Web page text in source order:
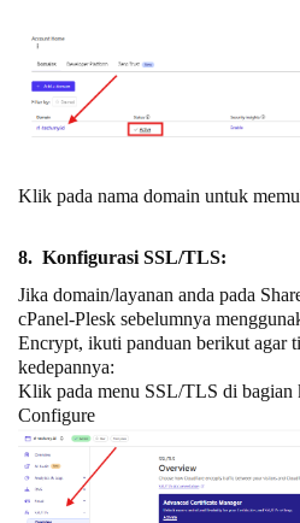
Klik pada nama domain untuk
8. Konfigurasi SSL/TLS:
Jika domain/layanan anda pada
cPanel-Plesk sebelumnya
Encrypt, ikuti panduan berikut agar
kedepannya:
Klik pada menu SSL/TLS di bagian
Configure